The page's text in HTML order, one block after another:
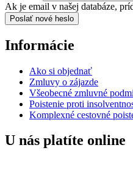
Ak je email v našej databáze,
Informácie
Ako si objednať
Zmluvy o zájazde
Všeobecné zmluvné
Poistenie proti
Komplexné cestovné
U nás platíte online